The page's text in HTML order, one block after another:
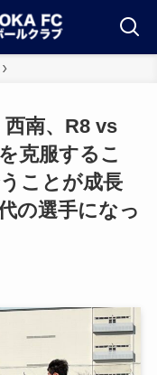
西南、R8 vs
克服するこ
ことが成長
の選手になっ